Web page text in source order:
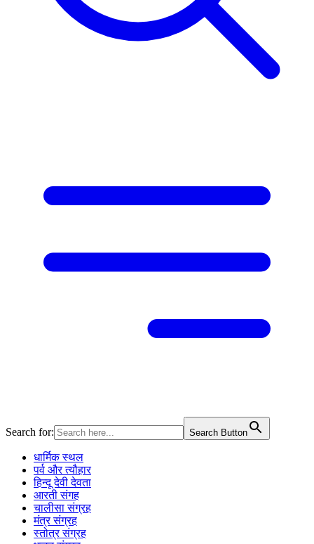
Search for: Search Button
धार्मिक स्थल
पर्व और त्यौहार
हिन्दू देवी देवता
आरती संगह
चालीसा संग्रह
मंत्र संग्रह
स्तोत्र संग्रह